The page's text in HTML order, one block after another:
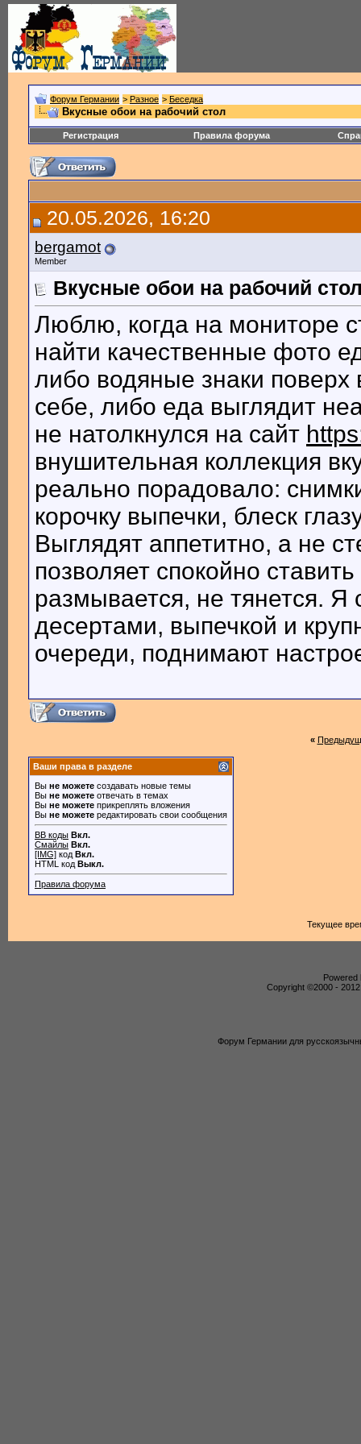
Форум Германии > Разное > Беседка
Вкусные обои на рабочий стол
Регистрация Правила форума
20.05.2026, 16:20
bergamot
Member
Вкусные обои на рабочий
Люблю, когда на мониторе
найти качественные фото
либо водяные знаки поверх
себе, либо еда выглядит
не натолкнулся на сайт
внушительная коллекция
реально порадовало:
корочку выпечки, блеск
Выглядят аппетитно, а не
позволяет спокойно
размывается, не тянется. Я
десертами, выпечкой и
очереди, поднимают
«
Ваши права в разделе
Вы не можете создавать новые темы
Вы не можете отвечать в темах
Вы не можете прикреплять вложения
Вы не можете редактировать свои сообщения
BB коды Вкл.
Смайлы Вкл.
[IMG] код Вкл.
HTML код Выкл.
Правила форума
Текущее
Powered
Copyright ©2000 -
Форум Германии для